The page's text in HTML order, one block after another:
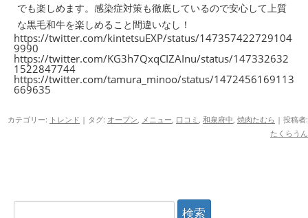
でも楽しめます。感染症対策も徹底しているので安心して上質
な黒毛和牛を楽しめること間違いなし！
https://twitter.com/kintetsuEXP/status/147357422729104
9990
https://twitter.com/KG3h7QxqCIZAInu/status/147332632
1522847744
https://twitter.com/tamura_minoo/status/1472456169113
669635
カテゴリー: トレンド | タグ: オープン メニュー 口コミ 和泉府中 焼肉たむら | 投稿者:
たくらうん